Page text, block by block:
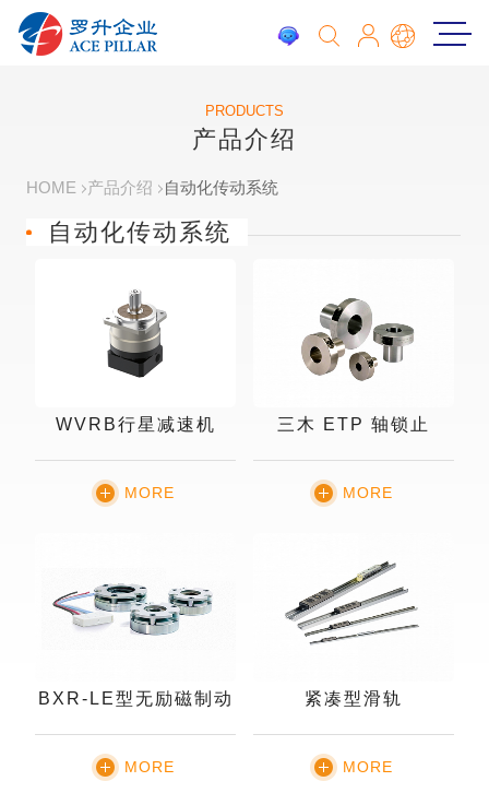
PRODUCTS
产品介绍
HOME 产品介绍 自动化传动系统
自动化传动系统
WVRB行星减速机
MORE
三木 ETP 轴锁止
MORE
BXR-LE型无励磁制动
MORE
紧凑型滑轨
MORE